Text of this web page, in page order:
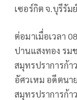
เซอร์กิต จ.บุรีรัมย์
ต่อมาเมื่อเวลา
ปานแสงทอง รม
สมุทรปราการก้า
อัศวเหม อดีตนา
สมุทรปราการก้า